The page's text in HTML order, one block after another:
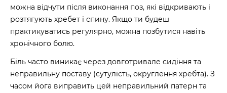
можна відчути після виконання поз, які відкривають і
розтягують хребет і спину. Якщо ти будеш
практикуватись регулярно, можна позбутися навіть
хронічного болю.
Біль часто виникає через довготривале сидіння та
неправильну поставу (сутулість, округлення хребта). З
часом йога виправить цей неправильний патерн та